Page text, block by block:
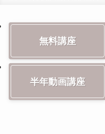
無料講座
半年動画講座